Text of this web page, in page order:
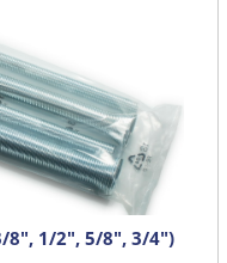
8", 1/2", 5/8", 3/4")